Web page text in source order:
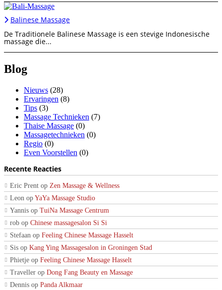
Balinese Massage
De Traditionele Balinese Massage is een stevige Indonesische
massage die...
Blog
Nieuws (28)
Ervaringen (8)
Tips (3)
Massage Technieken (7)
Thaise Massage (0)
Massagetechnieken (0)
Regio (0)
Even Voorstellen (0)
Recente Reacties
Eric Prent op Zen Massage & Wellness
Leon op YaYa Massage Studio
Yannis op TuiNa Massage Centrum
rob op Chinese massagesalon Si Si
Stefaan op Feeling Chinese Massage Hasselt
Sis op Kang Ying Massagesalon in Groningen Stad
Phietje op Feeling Chinese Massage Hasselt
Traveller op Dong Fang Beauty en Massage
Dennis op Panda Alkmaar